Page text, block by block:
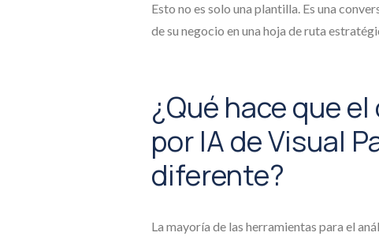
Esto no es solo una plantilla. Es una
de su negocio en una hoja de ruta
¿Qué hace que
por IA de Visual
diferente?
La mayoría de las herramientas para el